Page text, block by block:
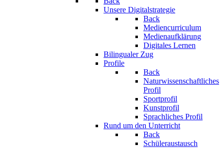
Unsere Digitalstrategie
Back
Mediencurriculum
Medienaufklärung
Digitales Lernen
Bilingualer Zug
Profile
Back
Naturwissenschaftliches
Profil
Sportprofil
Kunstprofil
Sprachliches Profil
Rund um den Unterricht
Back
Schüleraustausch